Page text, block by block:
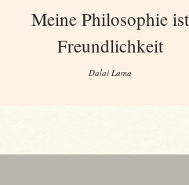
Meine Philosophie ist
Freundlichkeit
Dalai Lama